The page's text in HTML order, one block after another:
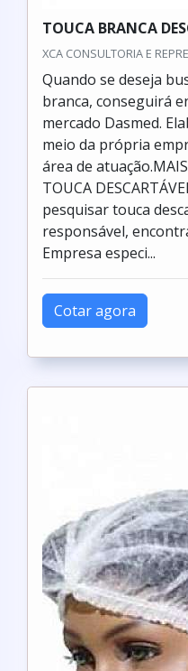
TOUCA BRANCA
XCA CONSULTORIA E
Quando se deseja
branca, conseguirá
mercado Dasmed.
meio da própria
área de
TOUCA
pesquisar touca
responsável,
Empresa especi...
Cotar agora